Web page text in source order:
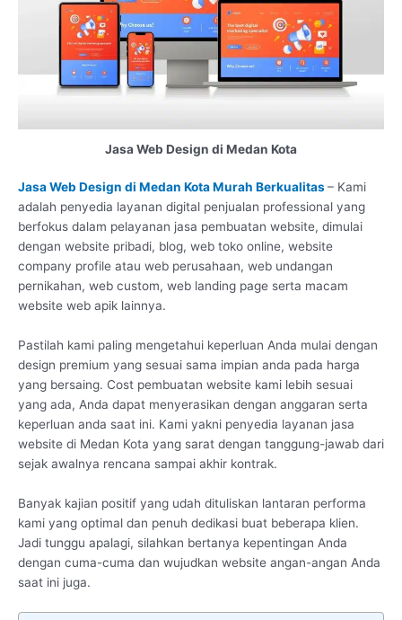
Jasa Web Design di Medan Kota
Jasa Web Design di Medan Kota Murah Berkualitas– Kami
adalah penyedia layanan digital penjualan professional yang
berfokus dalam pelayanan jasa pembuatan website, dimulai
dengan website pribadi, blog, web toko online, website
company profile atau web perusahaan, web undangan
pernikahan, web custom, web landing page serta macam
website web apik lainnya.
Pastilah kami paling mengetahui keperluan Anda mulai dengan
design premium yang sesuai sama impian anda pada harga
yang bersaing. Cost pembuatan website kami lebih sesuai
yang ada, Anda dapat menyerasikan dengan anggaran serta
keperluan anda saat ini. Kami yakni penyedia layanan jasa
website di Medan Kota yang sarat dengan tanggung-jawab dari
sejak awalnya rencana sampai akhir kontrak.
Banyak kajian positif yang udah dituliskan lantaran performa
kami yang optimal dan penuh dedikasi buat beberapa klien.
Jadi tunggu apalagi, silahkan bertanya kepentingan Anda
dengan cuma-cuma dan wujudkan website angan-angan Anda
saat ini juga.